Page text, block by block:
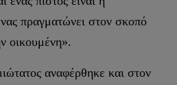
πραγματώνει στον σκοπό
οικουμένη».
αναφέρθηκε και στον